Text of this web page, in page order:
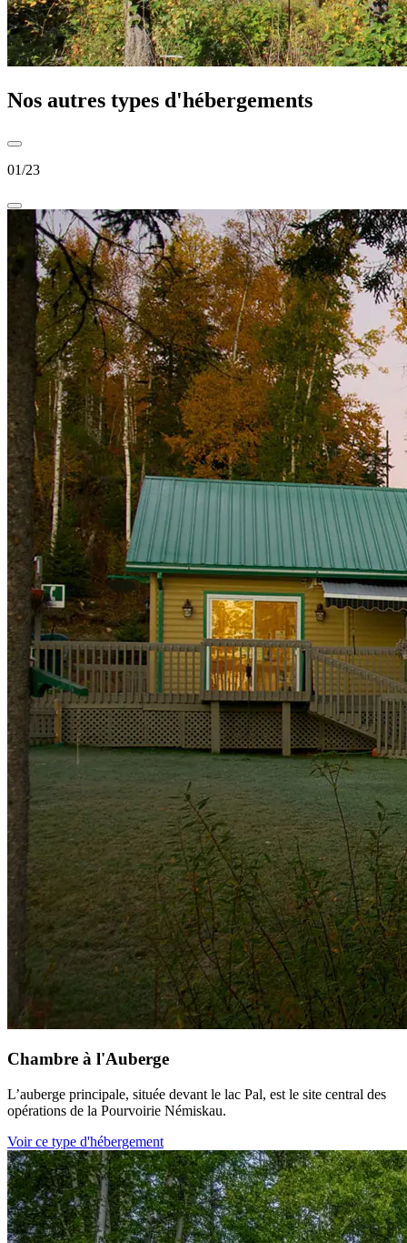
Nos autres types d'hébergements
01/23
Chambre à l'Auberge
L’auberge principale, située devant le lac Pal, est le site central des
opérations de la Pourvoirie Némiskau.
Voir ce type d'hébergement